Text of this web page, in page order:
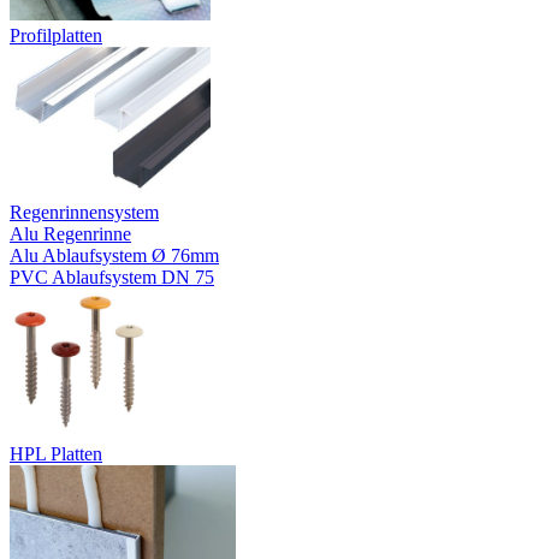
Profilplatten
Regenrinnensystem
Alu Regenrinne
Alu Ablaufsystem Ø 76mm
PVC Ablaufsystem DN 75
HPL Platten